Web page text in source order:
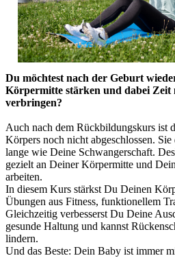
Du möchtest nach der Geburt
Körpermitte stärken und dabei Zeit
verbringen?
Auch nach dem Rückbildungskurs ist
Körpers noch nicht abgeschlossen. Sie
lange wie Deine Schwangerschaft.
gezielt an Deiner Körpermitte und
arbeiten.
In diesem Kurs stärkst Du Deinen
Übungen aus Fitness, funktionellem
Gleichzeitig verbesserst Du Deine
gesunde Haltung und kannst
lindern.
Und das Beste: Dein Baby ist immer